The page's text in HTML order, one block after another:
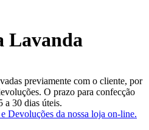
Lavanda
previamente com o cliente, por
O prazo para confecção
a 30 dias úteis.
Devoluções da nossa loja on-line.